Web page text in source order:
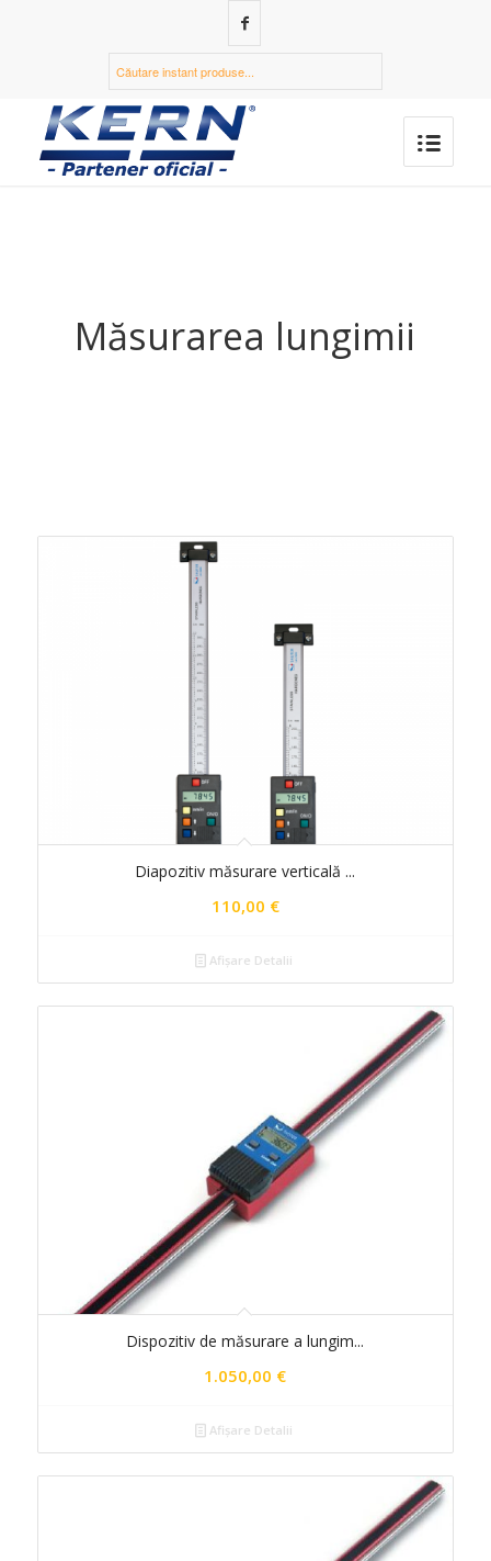
Măsurarea lungimii
Diapozitiv măsurare verticală ...
110,00 €
Afișare Detalii
Dispozitiv de măsurare a lungim...
1.050,00 €
Afișare Detalii